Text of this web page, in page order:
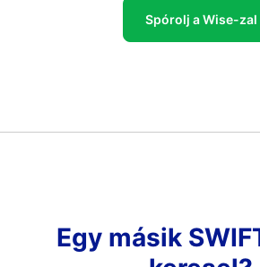
Spórolj a Wise-zal
Egy másik